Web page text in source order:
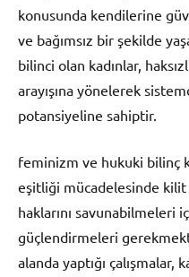
konusunda kendilerine
ve bağımsız bir şekilde
bilinci olan kadınlar,
arayışına yönelerek
potansiyeline sahiptir.
feminizm ve hukuki bilinç
eşitliği mücadelesinde kilit
haklarını savunabilmeleri
güçlendirmeleri
alanda yaptığı çalışmalar,